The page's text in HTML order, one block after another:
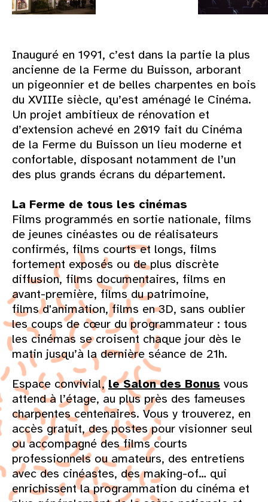
Inauguré en 1991, c’est dans la partie la plus
ancienne de la Ferme du Buisson, arborant
un pigeonnier et de belles charpentes en bois
du XVIIIe siècle, qu’est aménagé le Cinéma.
Un projet ambitieux de rénovation et
d’extension achevé en 2019 fait du Cinéma
de la Ferme du Buisson un lieu moderne et
confortable, disposant notamment de l’un
des plus grands écrans du département.
La Ferme de tous les cinémas
Films programmés en sortie nationale, films
de jeunes cinéastes ou de réalisateurs
confirmés, films courts et longs, films
fortement exposés ou de plus discrète
diffusion, films documentaires, films en
avant-première, films du patrimoine,
films d'animation, films en 3D, sans oublier
les coups de cœur du programmateur : tous
les cinémas se croisent chaque jour dès le
matin jusqu’à la dernière séance de 21h.
Espace convivial,le Salon des Bonus vous
attend à l’étage, au plus près des fameuses
charpentes centenaires. Vous y trouverez, en
accès gratuit, des postes pour visionner seul
ou accompagné des films courts
professionnels ou amateurs, des entretiens
avec des cinéastes, des making-of… qui
enrichissent la programmation du cinéma et